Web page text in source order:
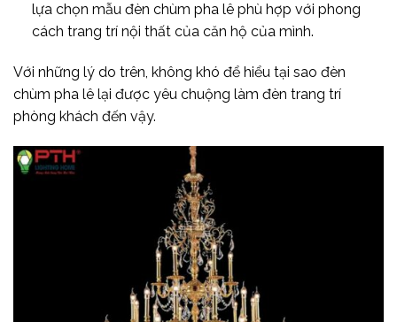
lựa chọn mẫu đèn chùm pha lê phù hợp với phong
cách trang trí nội thất của căn hộ của mình.
Với những lý do trên, không khó để hiểu tại sao đèn
chùm pha lê lại được yêu chuộng làm đèn trang trí
phòng khách đến vậy.